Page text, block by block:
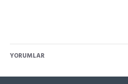
YORUMLAR